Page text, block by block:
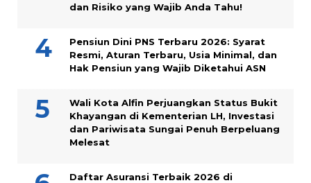
dan Risiko yang Wajib Anda Tahu!
Pensiun Dini PNS Terbaru 2026: Syarat
Resmi, Aturan Terbaru, Usia Minimal, dan
Hak Pensiun yang Wajib Diketahui ASN
Wali Kota Alfin Perjuangkan Status Bukit
Khayangan di Kementerian LH, Investasi
dan Pariwisata Sungai Penuh Berpeluang
Melesat
Daftar Asuransi Terbaik 2026 di